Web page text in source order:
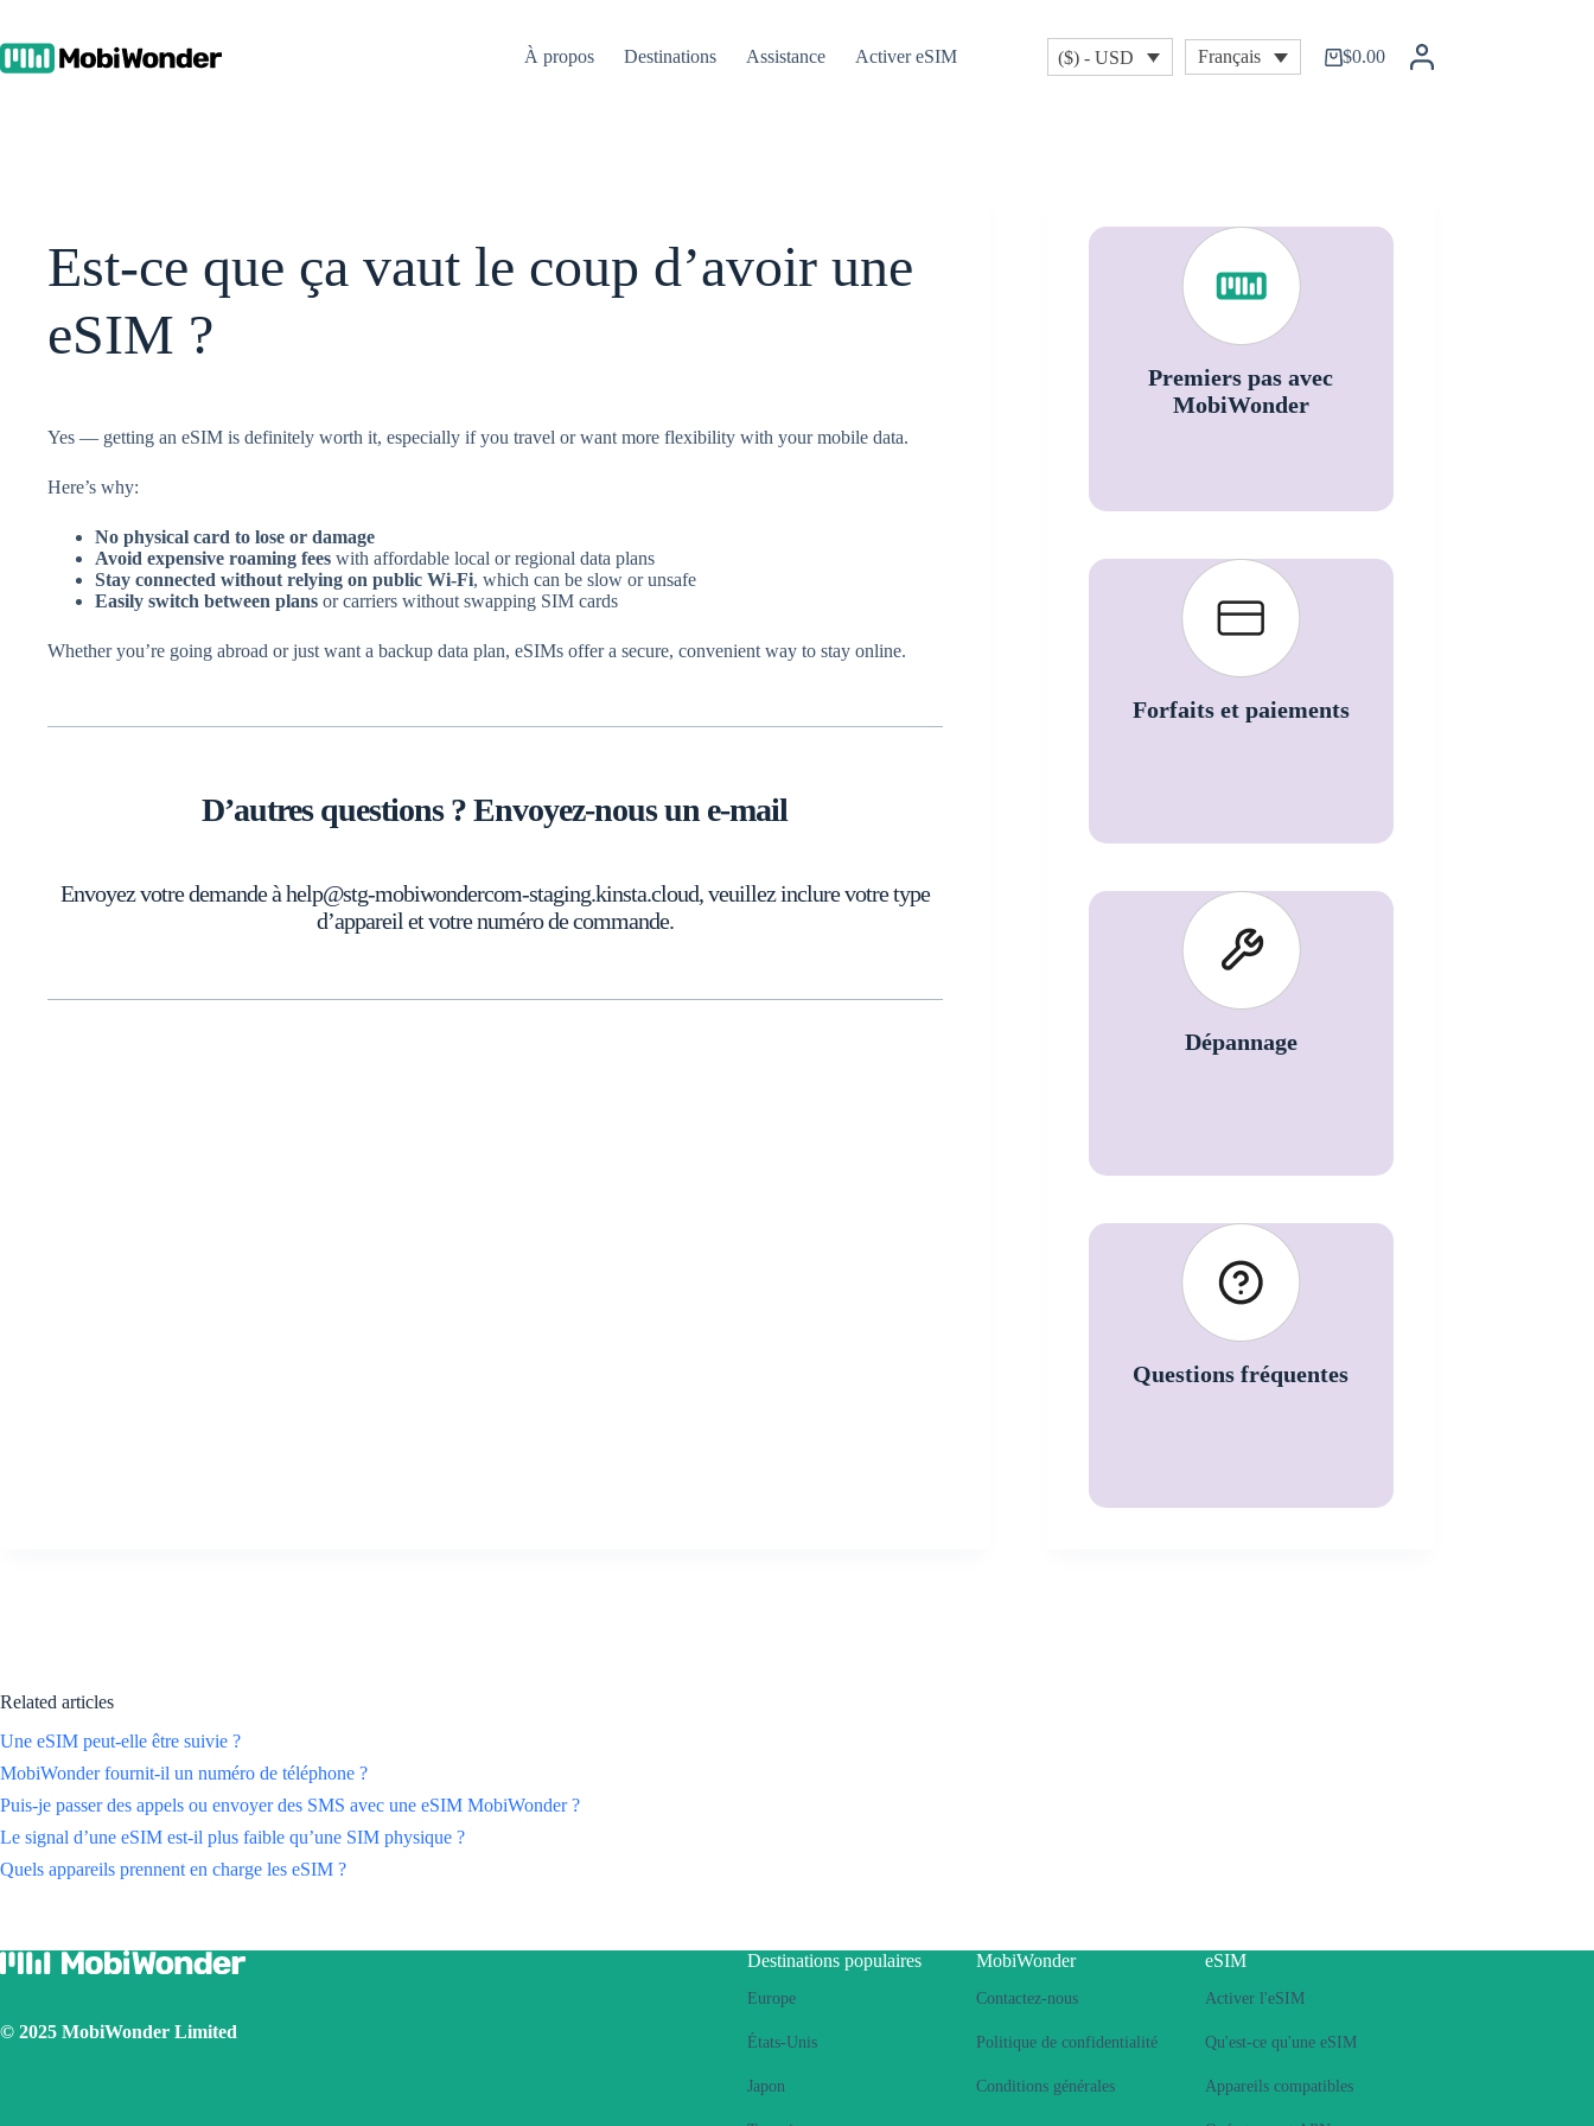
content
À propos Destinations Assistance Activer eSIM ($) - USD Français
Shopping
$0.00
Est-ce que ça vaut le coup d’avoir une
eSIM ?
Yes — getting an eSIM is definitely worth it, especially if you travel or want more flexibility with your mobile data.
Here’s why:
No physical card to lose or damage
Avoid expensive roaming fees with affordable local or regional data plans
Stay connected without relying on public Wi-Fi, which can be slow or unsafe
Easily switch between plans or carriers without swapping SIM cards
Whether you’re going abroad or just want a backup data plan, eSIMs offer a secure, convenient way to stay online.
D’autres questions ? Envoyez-nous un e-mail
Envoyez votre demande à help@stg-mobiwondercom-staging.kinsta.cloud, veuillez inclure votre type
d’appareil et votre numéro de commande.
Premiers pas avec
MobiWonder
Forfaits et paiements
Dépannage
Questions fréquentes
Related articles
Une eSIM peut-elle être suivie ?
MobiWonder fournit-il un numéro de téléphone ?
Puis-je passer des appels ou envoyer des SMS avec une eSIM MobiWonder ?
Le signal d’une eSIM est-il plus faible qu’une SIM physique ?
Quels appareils prennent en charge les eSIM ?
© 2025 MobiWonder Limited
Destinations populaires
Europe
États-Unis
Japon
MobiWonder
Contactez-nous
Politique de confidentialité
Conditions générales
eSIM
Activer l'eSIM
Qu'est-ce qu'une eSIM
Appareils compatibles